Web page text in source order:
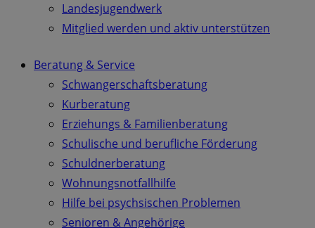
Landesjugendwerk
Mitglied werden und aktiv unterstützen
Beratung & Service
Schwangerschaftsberatung
Kurberatung
Erziehungs & Familienberatung
Schulische und berufliche Förderung
Schuldnerberatung
Wohnungsnotfallhilfe
Hilfe bei psychsischen Problemen
Senioren & Angehörige